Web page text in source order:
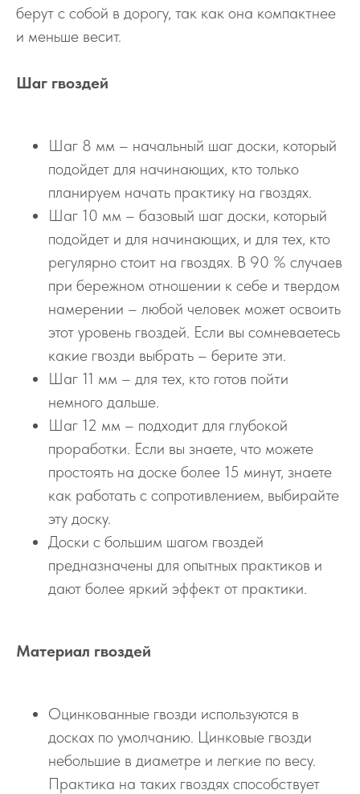
берут с собой в дорогу, так как она компактнее
и меньше весит.
Шаг гвоздей
Шаг 8 мм – начальный шаг доски, который
подойдет для начинающих, кто только
планируем начать практику на гвоздях.
Шаг 10 мм – базовый шаг доски, который
подойдет и для начинающих, и для тех, кто
регулярно стоит на гвоздях. В 90 % случаев
при бережном отношении к себе и твердом
намерении – любой человек может освоить
этот уровень гвоздей. Если вы сомневаетесь
какие гвозди выбрать – берите эти.
Шаг 11 мм – для тех, кто готов пойти
немного дальше.
Шаг 12 мм – подходит для глубокой
проработки. Если вы знаете, что можете
простоять на доске более 15 минут, знаете
как работать с сопротивлением, выбирайте
эту доску.
Доски с большим шагом гвоздей
предназначены для опытных практиков и
дают более яркий эффект от практики.
Материал гвоздей
Оцинкованные гвозди используются в
досках по умолчанию. Цинковые гвозди
небольшие в диаметре и легкие по весу.
Практика на таких гвоздях способствует